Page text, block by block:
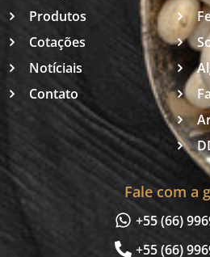
Produtos
Cotações
Notíciais
Contato
Fale com a
+55 (66)
+55 (66)